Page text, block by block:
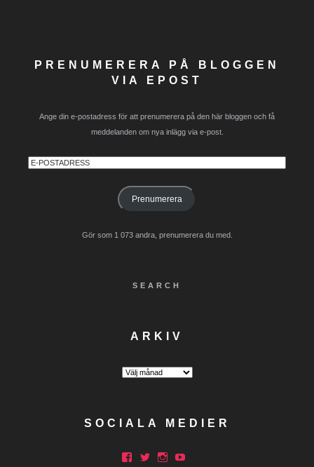
PRENUMERERA PÅ BLOGGEN
VIA EPOST
Ange din e-postadress för att prenumerera på den här bloggen och få
meddelanden om nya inlägg via e-post.
E-
Prenumerera
Gör som 1 073 andra, prenumerera du med.
SEARCH
ARKIV
Arkiv
SOCIALA MEDIER
Facebook
Twitter
Instagram